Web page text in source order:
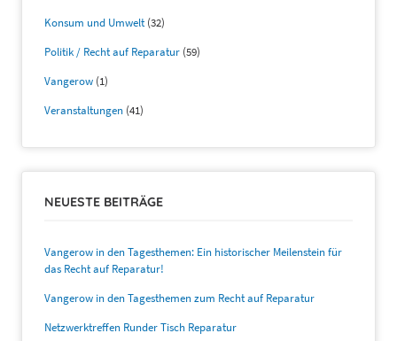
Konsum und Umwelt(32)
Politik / Recht auf Reparatur (59)
Vangerow (1)
Veranstaltungen (41)
NEUESTE BEITRÄGE
Vangerow in den Tagesthemen: Ein historischer Meilenstein für
das Recht auf Reparatur!
Vangerow in den Tagesthemen zum Recht auf Reparatur
Netzwerktreffen Runder Tisch Reparatur